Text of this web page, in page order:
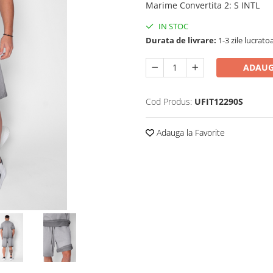
Marime Convertita 2: S INTL
IN STOC
Durata de livrare: 1-3 zile
Cod Produs: UFIT12290S
Adauga la Favorite